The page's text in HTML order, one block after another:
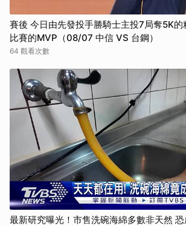
賽後 今日由先發投手勝騎士主投7局奪5K
比賽的MVP（08/07 中信 VS 台鋼）
64 觀看次數
最新研究曝光！市售洗碗海綿多數非天然